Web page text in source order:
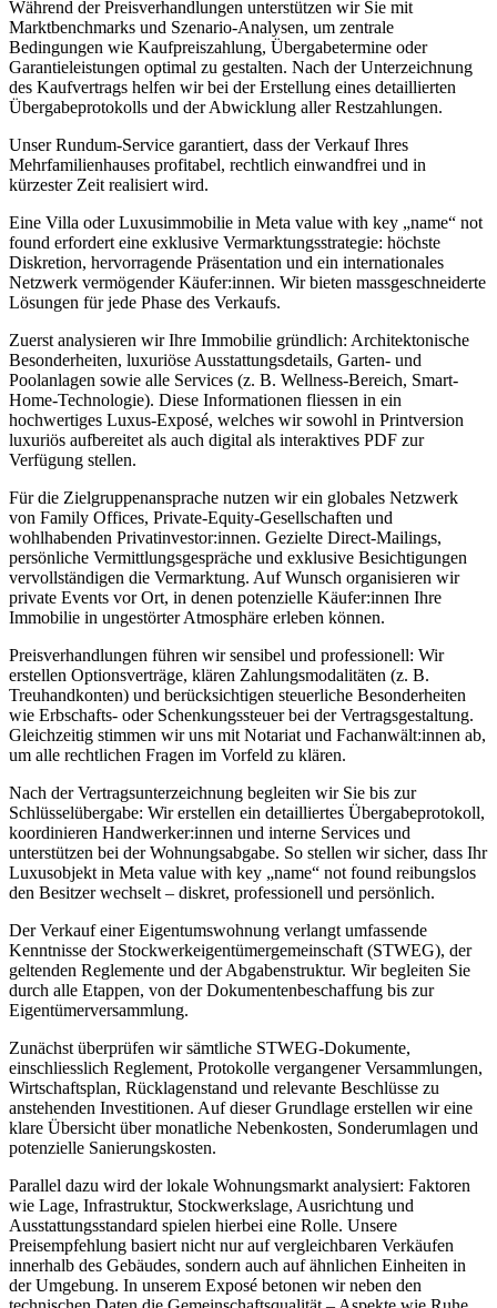
Während der Preisverhandlungen unterstützen wir Sie mit
Marktbenchmarks und Szenario-Analysen, um zentrale
Bedingungen wie Kaufpreiszahlung, Übergabetermine oder
Garantieleistungen optimal zu gestalten. Nach der Unterzeichnung
des Kaufvertrags helfen wir bei der Erstellung eines detaillierten
Übergabeprotokolls und der Abwicklung aller Restzahlungen.
Unser Rundum-Service garantiert, dass der Verkauf Ihres
Mehrfamilienhauses profitabel, rechtlich einwandfrei und in
kürzester Zeit realisiert wird.
Eine Villa oder Luxusimmobilie in Meta value with key „name“ not
found erfordert eine exklusive Vermarktungsstrategie: höchste
Diskretion, hervorragende Präsentation und ein internationales
Netzwerk vermögender Käufer:innen. Wir bieten massgeschneiderte
Lösungen für jede Phase des Verkaufs.
Zuerst analysieren wir Ihre Immobilie gründlich: Architektonische
Besonderheiten, luxuriöse Ausstattungsdetails, Garten- und
Poolanlagen sowie alle Services (z. B. Wellness-Bereich, Smart-
Home-Technologie). Diese Informationen fliessen in ein
hochwertiges Luxus-Exposé, welches wir sowohl in Printversion
luxuriös aufbereitet als auch digital als interaktives PDF zur
Verfügung stellen.
Für die Zielgruppenansprache nutzen wir ein globales Netzwerk
von Family Offices, Private-Equity-Gesellschaften und
wohlhabenden Privatinvestor:innen. Gezielte Direct-Mailings,
persönliche Vermittlungsgespräche und exklusive Besichtigungen
vervollständigen die Vermarktung. Auf Wunsch organisieren wir
private Events vor Ort, in denen potenzielle Käufer:innen Ihre
Immobilie in ungestörter Atmosphäre erleben können.
Preisverhandlungen führen wir sensibel und professionell: Wir
erstellen Optionsverträge, klären Zahlungsmodalitäten (z. B.
Treuhandkonten) und berücksichtigen steuerliche Besonderheiten
wie Erbschafts- oder Schenkungssteuer bei der Vertragsgestaltung.
Gleichzeitig stimmen wir uns mit Notariat und Fachanwält:innen ab,
um alle rechtlichen Fragen im Vorfeld zu klären.
Nach der Vertragsunterzeichnung begleiten wir Sie bis zur
Schlüsselübergabe: Wir erstellen ein detailliertes Übergabeprotokoll,
koordinieren Handwerker:innen und interne Services und
unterstützen bei der Wohnungsabgabe. So stellen wir sicher, dass Ihr
Luxusobjekt in Meta value with key „name“ not found reibungslos
den Besitzer wechselt – diskret, professionell und persönlich.
Der Verkauf einer Eigentumswohnung verlangt umfassende
Kenntnisse der Stockwerkeigentümergemeinschaft (STWEG), der
geltenden Reglemente und der Abgabenstruktur. Wir begleiten Sie
durch alle Etappen, von der Dokumentenbeschaffung bis zur
Eigentümerversammlung.
Zunächst überprüfen wir sämtliche STWEG-Dokumente,
einschliesslich Reglement, Protokolle vergangener Versammlungen,
Wirtschaftsplan, Rücklagenstand und relevante Beschlüsse zu
anstehenden Investitionen. Auf dieser Grundlage erstellen wir eine
klare Übersicht über monatliche Nebenkosten, Sonderumlagen und
potenzielle Sanierungskosten.
Parallel dazu wird der lokale Wohnungsmarkt analysiert: Faktoren
wie Lage, Infrastruktur, Stockwerkslage, Ausrichtung und
Ausstattungsstandard spielen hierbei eine Rolle. Unsere
Preisempfehlung basiert nicht nur auf vergleichbaren Verkäufen
innerhalb des Gebäudes, sondern auch auf ähnlichen Einheiten in
der Umgebung. In unserem Exposé betonen wir neben den